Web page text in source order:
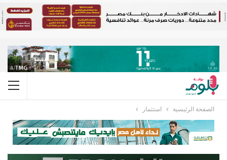
الصفحة الرئيسية استثمار